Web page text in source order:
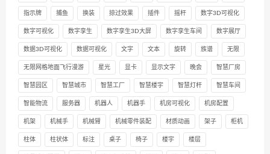
指示牌 捕鱼 换装 掠过效果 插件 摇杆 数字3D可视化
数字可视化 数字孪生 数字孪生3D大屏 数字孪生车间 数字展厅
数据3D可视化 数据可视化 文字 文本 旋转 族谱 无限
无限网格地面飞行漫游 星光 显卡 显示文字 晚会 智慧厂房
智慧园区 智慧城市 智慧工厂 智慧楼宇 智慧灯杆 智慧车间
智能物流 服务器 机器人 机器手 机房可视化 机房配置
机架 机械手 机械臂 机械零件装配 材质动画 架子 柜机
柱体 柱状体 标注 桌子 椅子 楼宇 楼层